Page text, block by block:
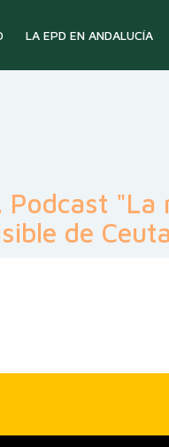
LA EPD EN ANDALUCÍA
Podcast "La
de